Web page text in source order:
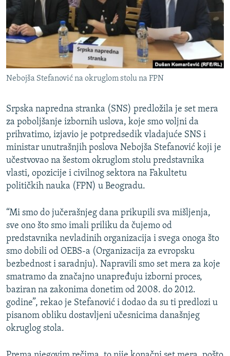
ISPRIČAJ MI
DNEVNO@RSE
SPECIJALI RSE
VIŠE OD NASLOVA
GENOCID U SREBRENICI
POPLAVE I KLIZIŠTA U BIH 2024.
TV LIBERTY
POST SCRIPTUM
MOJA EVROPA
TRI DECENIJE OD RATA U BIH
NASTANAK I RASPAD JUGOSLAVIJE
PRATITE NAS
Sve RFE/RL stranice
Nebojša Stefanović na okruglom stolu na FPN
Srpska napredna stranka (SNS) predložila je set mera
za poboljšanje izbornih uslova, koje smo voljni da
prihvatimo, izjavio je potpredsedik vladajuće SNS i
ministar unutrašnjih poslova Nebojša Stefanović koji je
učestvovao na šestom okruglom stolu predstavnika
vlasti, opozicije i civilnog sektora na Fakultetu
političkih nauka (FPN) u Beogradu.
“Mi smo do jučerašnjeg dana prikupili sva mišljenja,
sve ono što smo imali priliku da čujemo od
predstavnika nevladinih organizacija i svega onoga što
smo dobili od OEBS-a (Organizacija za evropsku
bezbednost i saradnju). Napravili smo set mera za koje
smatramo da značajno unapređuju izborni proces,
baziran na zakonima donetim od 2008. do 2012.
godine”, rekao je Stefanović i dodao da su ti predlozi u
pisanom obliku dostavljeni učesnicima današnjeg
okruglog stola.